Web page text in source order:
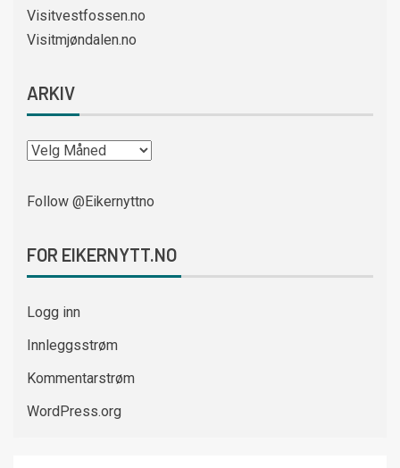
Visitvestfossen.no
Visitmjøndalen.no
ARKIV
Follow @Eikernyttno
FOR EIKERNYTT.NO
Logg inn
Innleggsstrøm
Kommentarstrøm
WordPress.org